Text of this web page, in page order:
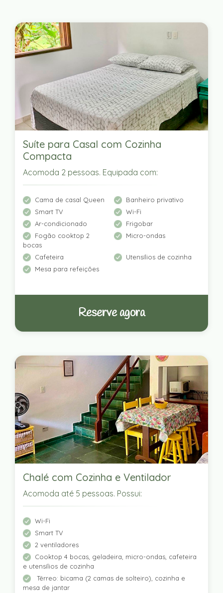
Suíte para Casal com Cozinha
Compacta
Acomoda 2 pessoas. Equipada com:
Cama de casal Queen
Banheiro privativo
Smart TV
Wi-Fi
Ar-condicionado
Frigobar
Fogão cooktop 2
bocas
Micro-ondas
Cafeteira
Utensílios de cozinha
Mesa para refeições
Reserve agora
Chalé com Cozinha e Ventilador
Acomoda até 5 pessoas. Possui:
Wi-Fi
Smart TV
2 ventiladores
Cooktop 4 bocas, geladeira, micro-ondas, cafeteira
e utensílios de cozinha
Térreo: bicama (2 camas de solteiro), cozinha e
mesa de jantar